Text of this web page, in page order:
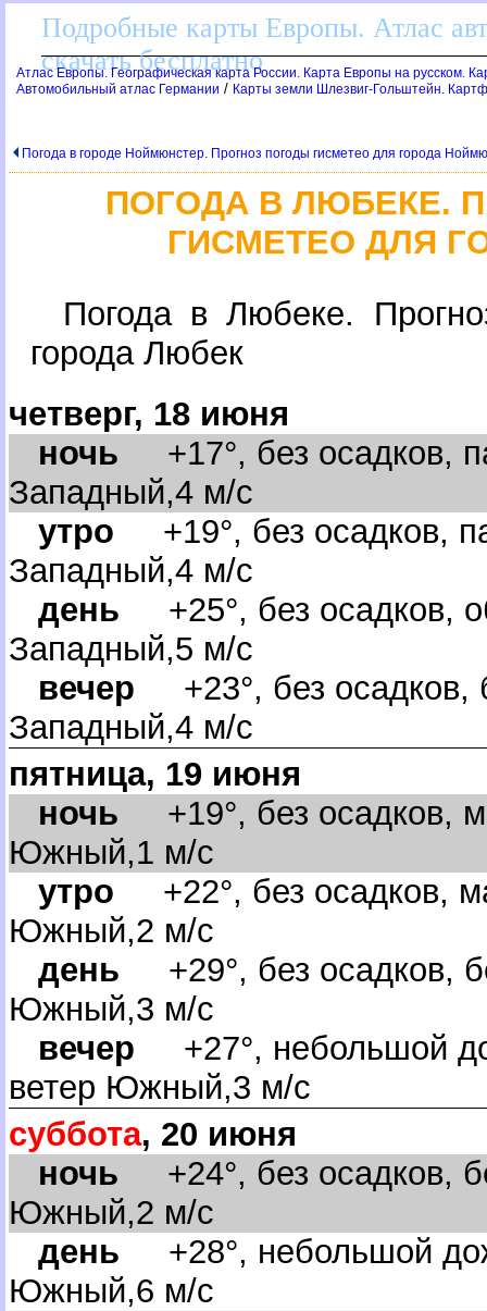
Подробные карты Европы. Атлас
скачать бесплатно
Атлас Европы. Географическая карта России. Карта Европы на русском.
Автомобильный атлас Германии / Карты земли Шлезвиг-Гольштейн.
Погода в городе Ноймюнстер. Прогноз погоды гисметео для города
ПОГОДА В ЛЮБЕКЕ.
ГИСМЕТЕО ДЛЯ
Погода в Любеке.
орода Любек
четверг, 18 июня
ночь +17°, без осадков,
Западный,4 м/с
утро +19°, без осадков,
Западный,4 м/с
день +25°, без осадков,
Западный,5 м/с
ечер +23°, без осадков,
Западный,4 м/с
пятница, 19 июня
ночь +19°, без осадков,
Южный,1 м/с
утро +22°, без осадков,
Южный,2 м/с
день +29°, без осадков,
Южный,3 м/с
ечер +27°, небольшой
етер Южный,3 м/с
суббота, 20 июня
ночь +24°, без осадков,
Южный,2 м/с
день +28°, небольшой
Южный,6 м/с